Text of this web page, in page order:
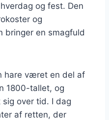
og fest. Den
og
bringer en smagfuld
hare været en del af
1800-tallet, og
over tid. I dag
af retten, der